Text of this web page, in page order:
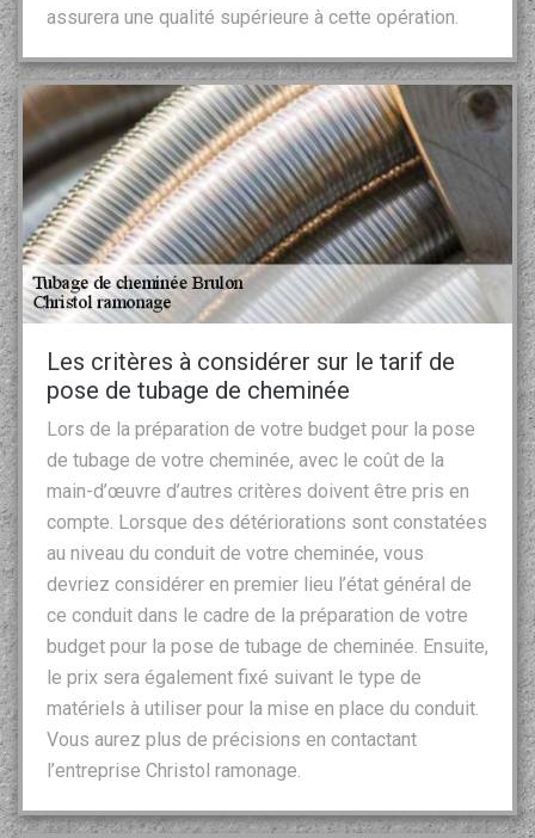
assurera une qualité supérieure à cette opération.
Les critères à considérer sur le tarif de
pose de tubage de cheminée
Lors de la préparation de votre budget pour la pose
de tubage de votre cheminée, avec le coût de la
main-d’œuvre d’autres critères doivent être pris en
compte. Lorsque des détériorations sont constatées
au niveau du conduit de votre cheminée, vous
devriez considérer en premier lieu l’état général de
ce conduit dans le cadre de la préparation de votre
budget pour la pose de tubage de cheminée. Ensuite,
le prix sera également fixé suivant le type de
matériels à utiliser pour la mise en place du conduit.
Vous aurez plus de précisions en contactant
l’entreprise Christol ramonage.